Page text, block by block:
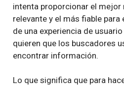
intenta proporcionar el mejor
relevante y el más fiable para
de una experiencia de
quieren que los buscadores
encontrar información.
Lo que significa que para